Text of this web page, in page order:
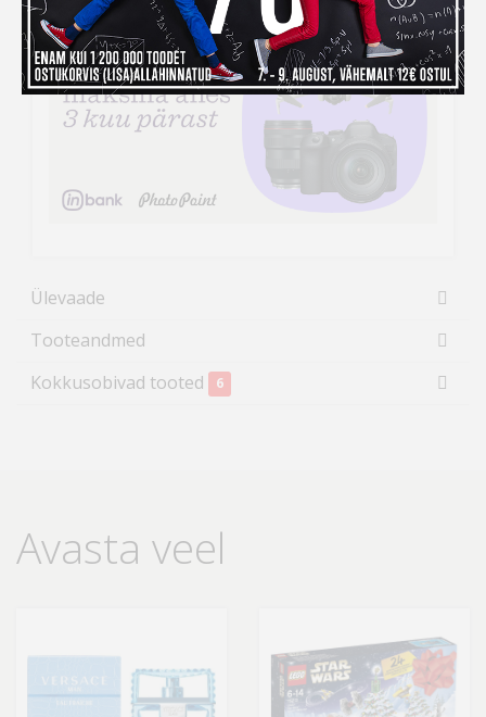
Ülevaade
Tooteandmed
Kokkusobivad tooted
6
Avasta veel